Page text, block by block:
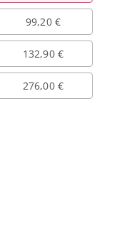
99,20 €
132,90 €
276,00 €